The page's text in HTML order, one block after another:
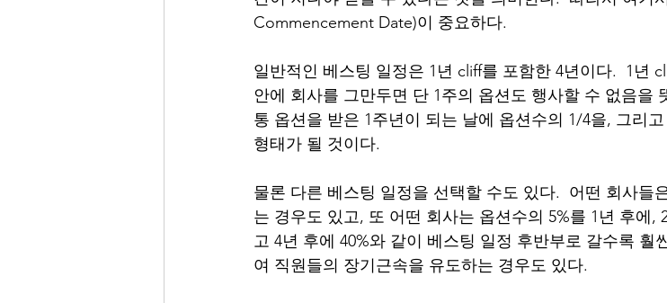
Commencement Date)이 중요하다.
일반적인 베스팅 일정은 1년 cliff를 포함한 4년이다.  1년
안에 회사를 그만두면 단 1주의 옵션도 행사할 수 없음을
통 옵션을 받은 1주년이 되는 날에 옵션수의 1/4을, 그리
형태가 될 것이다.
물론 다른 베스팅 일정을 선택할 수도 있다.  어떤 회사들
는 경우도 있고, 또 어떤 회사는 옵션수의 5%를 1년 후에,
고 4년 후에 40%와 같이 베스팅 일정 후반부로 갈수록 훨
여 직원들의 장기근속을 유도하는 경우도 있다.